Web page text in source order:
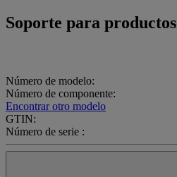
Soporte para productos
Número de modelo:
Número de componente:
Encontrar otro modelo
GTIN:
Número de serie :